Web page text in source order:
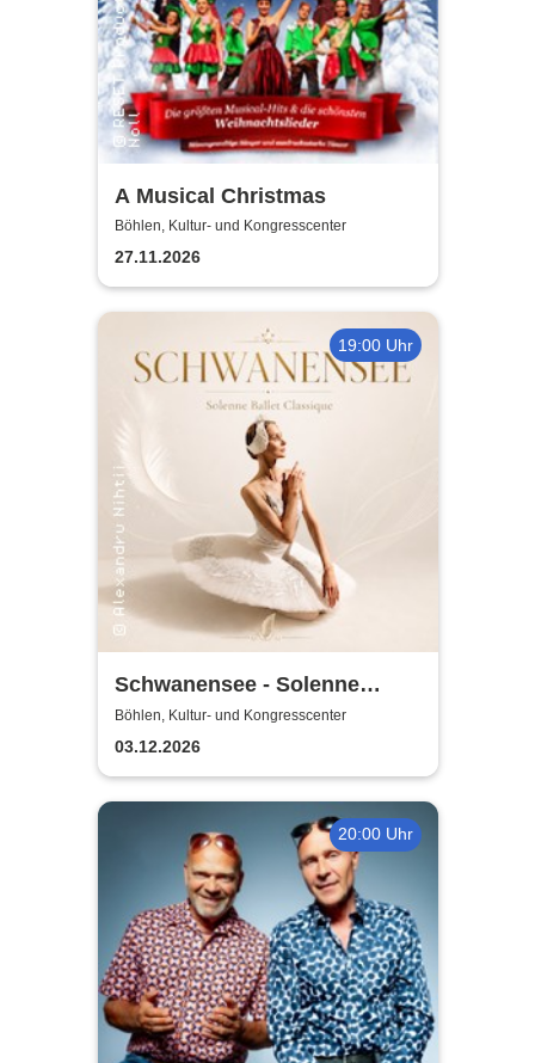
A Musical Christmas
Böhlen, Kultur- und Kongresscenter
27.11.2026
19:00 Uhr
Schwanensee - Solenne
Ballet Classique
Böhlen, Kultur- und Kongresscenter
03.12.2026
20:00 Uhr